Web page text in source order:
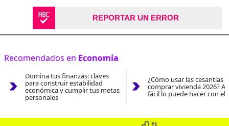
REPORTAR UN ERROR
Recomendados en Economía
Domina tus finanzas: claves
para construir estabilidad
económica y cumplir tus metas
personales
¿Cómo usar las cesantías
comprar vivienda 2026?
fácil lo puede hacer con el